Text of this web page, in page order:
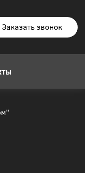
Заказать звонок